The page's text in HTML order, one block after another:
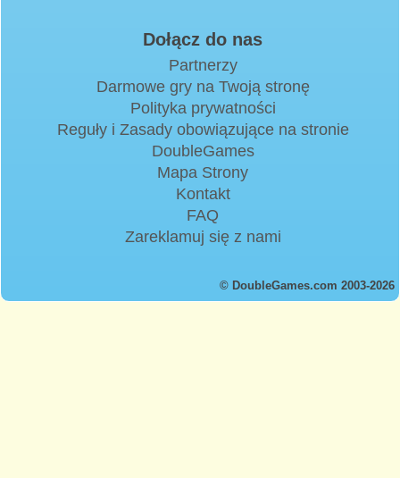
Dołącz do nas
Partnerzy
Darmowe gry na Twoją stronę
Polityka prywatności
Reguły i Zasady obowiązujące na stronie
DoubleGames
Mapa Strony
Kontakt
FAQ
Zareklamuj się z nami
© DoubleGames.com 2003-2026